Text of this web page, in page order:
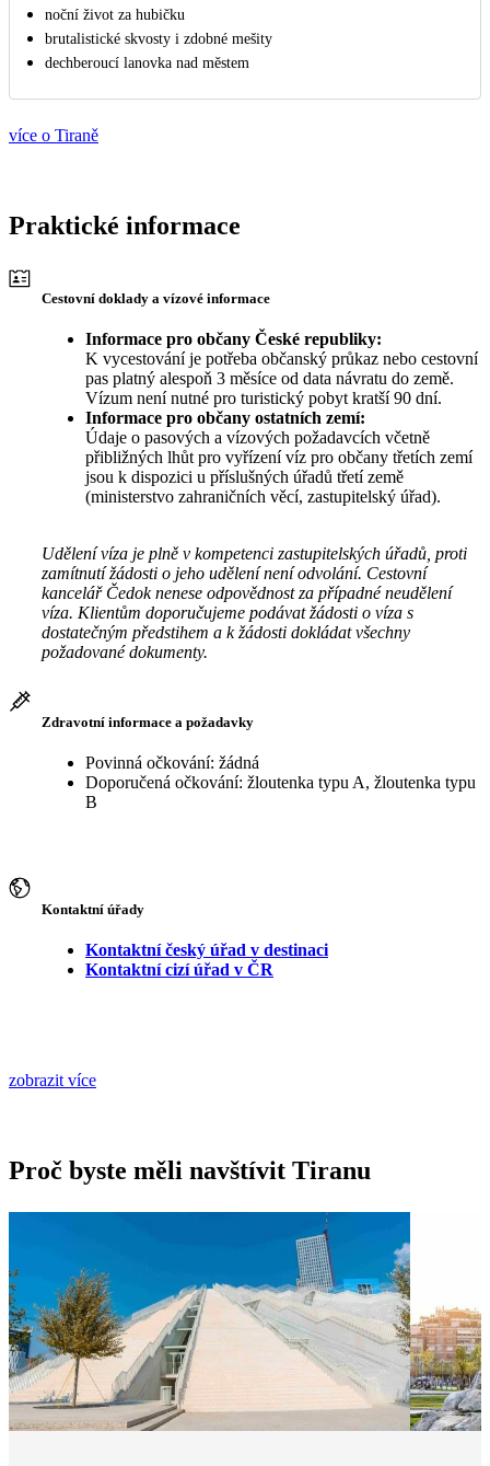
noční život za hubičku
brutalistické skvosty i zdobné mešity
dechberoucí lanovka nad městem
více o Tiraně
Praktické informace
Cestovní doklady a vízové informace
Informace pro občany České republiky:
K vycestování je potřeba občanský průkaz nebo cestovní
pas platný alespoň 3 měsíce od data návratu do země.
Vízum není nutné pro turistický pobyt kratší 90 dní.
Informace pro občany ostatních zemí:
Údaje o pasových a vízových požadavcích včetně
přibližných lhůt pro vyřízení víz pro občany třetích zemí
jsou k dispozici u příslušných úřadů třetí země
(ministerstvo zahraničních věcí, zastupitelský úřad).
Udělení víza je plně v kompetenci zastupitelských úřadů, proti
zamítnutí žádosti o jeho udělení není odvolání. Cestovní
kancelář Čedok nenese odpovědnost za případné neudělení
víza. Klientům doporučujeme podávat žádosti o víza s
dostatečným předstihem a k žádosti dokládat všechny
požadované dokumenty.
Zdravotní informace a požadavky
Povinná očkování: žádná
Doporučená očkování: žloutenka typu A, žloutenka typu
B
Kontaktní úřady
Kontaktní český úřad v destinaci
Kontaktní cizí úřad v ČR
zobrazit více
Proč byste měli navštívit Tiranu